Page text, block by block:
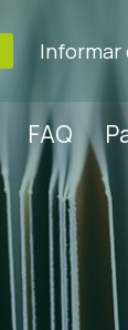
Informar
FAQ